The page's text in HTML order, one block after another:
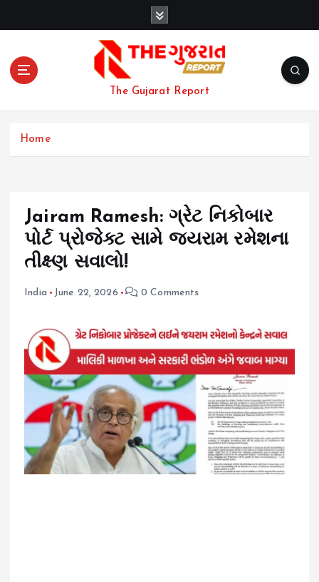
The Gujarat Report
Home
Jairam Ramesh: ગ્રેટ નિકોબાર
પોર્ટ પ્રોજેક્ટ સામે જયરામ રમેશના
તીક્ષ્ણ સવાલો!
India June 22, 2026 0 Comments